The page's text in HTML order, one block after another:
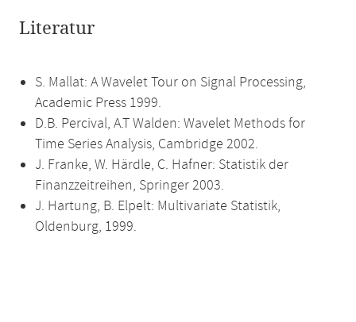
Literatur
S. Mallat: A Wavelet Tour on Signal Processing,
Academic Press 1999.
D.B. Percival, A.T Walden: Wavelet Methods for
Time Series Analysis, Cambridge 2002.
J. Franke, W. Härdle, C. Hafner: Statistik der
Finanzzeitreihen, Springer 2003.
J. Hartung, B. Elpelt: Multivariate Statistik,
Oldenburg, 1999.